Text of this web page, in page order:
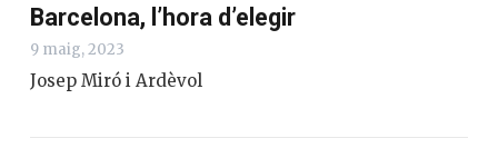
Barcelona, l’hora d’elegir
9 maig, 2023
Josep Miró i Ardèvol